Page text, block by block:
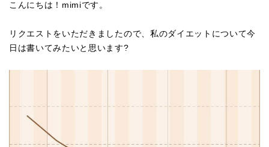
こんにちは！mimiです。
リクエストをいただきましたので、私のダイエットについて今
日は書いてみたいと思います?